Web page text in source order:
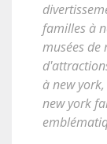
familles à
musées
à new york,
new york